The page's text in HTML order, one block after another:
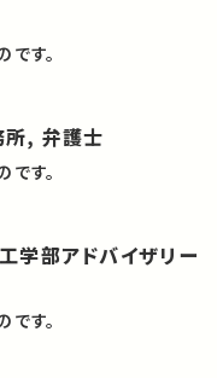
す。
所, 弁護士
す。
学部アドバイザリー
す。